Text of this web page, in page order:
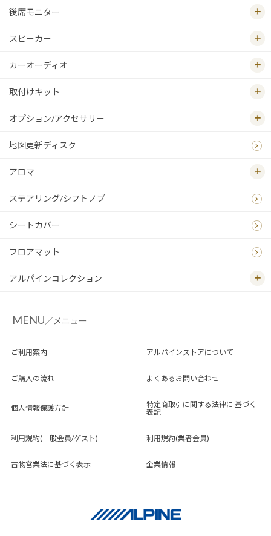
後席モニター
スピーカー
カーオーディオ
取付けキット
オプション/アクセサリー
地図更新ディスク
アロマ
ステアリング/シフトノブ
シートカバー
フロアマット
アルパインコレクション
MENU／メニュー
ご利用案内 アルパインストアについて
ご購入の流れ よくあるお問い合わせ
個人情報保護方針
特定商取引に関する法律に 基づく
表記
利用規約(一般会員/ゲスト) 利用規約(業者会員)
古物営業法に基づく表示 企業情報